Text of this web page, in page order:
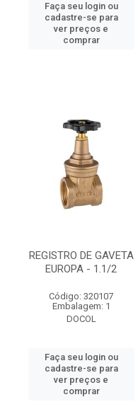
Faça seu login ou
cadastre-se para
ver preços e
comprar
REGISTRO DE GAVETA
EUROPA - 1.1/2
Código: 320107
Embalagem: 1
DOCOL
Faça seu login ou
cadastre-se para
ver preços e
comprar